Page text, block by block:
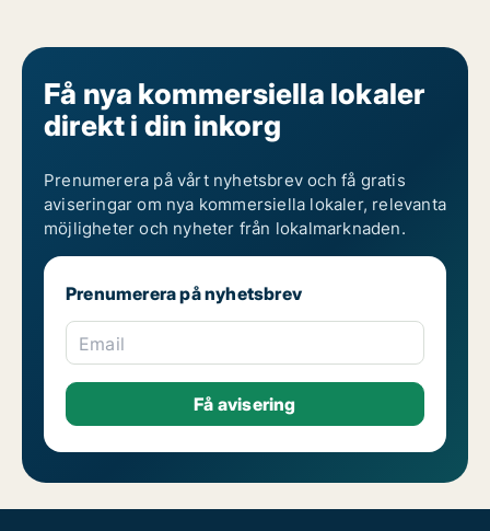
Få nya kommersiella lokaler
direkt i din inkorg
Prenumerera på vårt nyhetsbrev och få gratis
aviseringar om nya kommersiella lokaler, relevanta
möjligheter och nyheter från lokalmarknaden.
Prenumerera på nyhetsbrev
Email